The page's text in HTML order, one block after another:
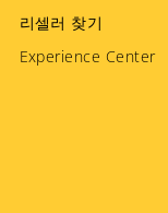
리셀러 찾기
Experience Center